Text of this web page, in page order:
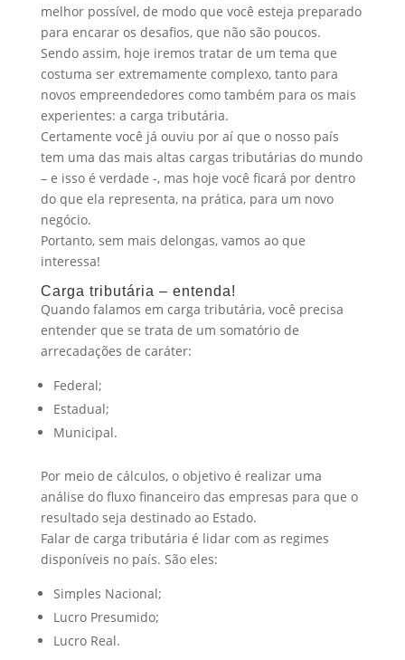
melhor possível, de modo que você esteja preparado
para encarar os desafios, que não são poucos.
Sendo assim, hoje iremos tratar de um tema que
costuma ser extremamente complexo, tanto para
novos empreendedores como também para os mais
experientes: a carga tributária.
Certamente você já ouviu por aí que o nosso país
tem uma das mais altas cargas tributárias do mundo
– e isso é verdade -, mas hoje você ficará por dentro
do que ela representa, na prática, para um novo
negócio.
Portanto, sem mais delongas, vamos ao que
interessa!
Carga tributária – entenda!
Quando falamos em carga tributária, você precisa
entender que se trata de um somatório de
arrecadações de caráter:
Federal;
Estadual;
Municipal.
Por meio de cálculos, o objetivo é realizar uma
análise do fluxo financeiro das empresas para que o
resultado seja destinado ao Estado.
Falar de carga tributária é lidar com as regimes
disponíveis no país. São eles:
Simples Nacional;
Lucro Presumido;
Lucro Real.